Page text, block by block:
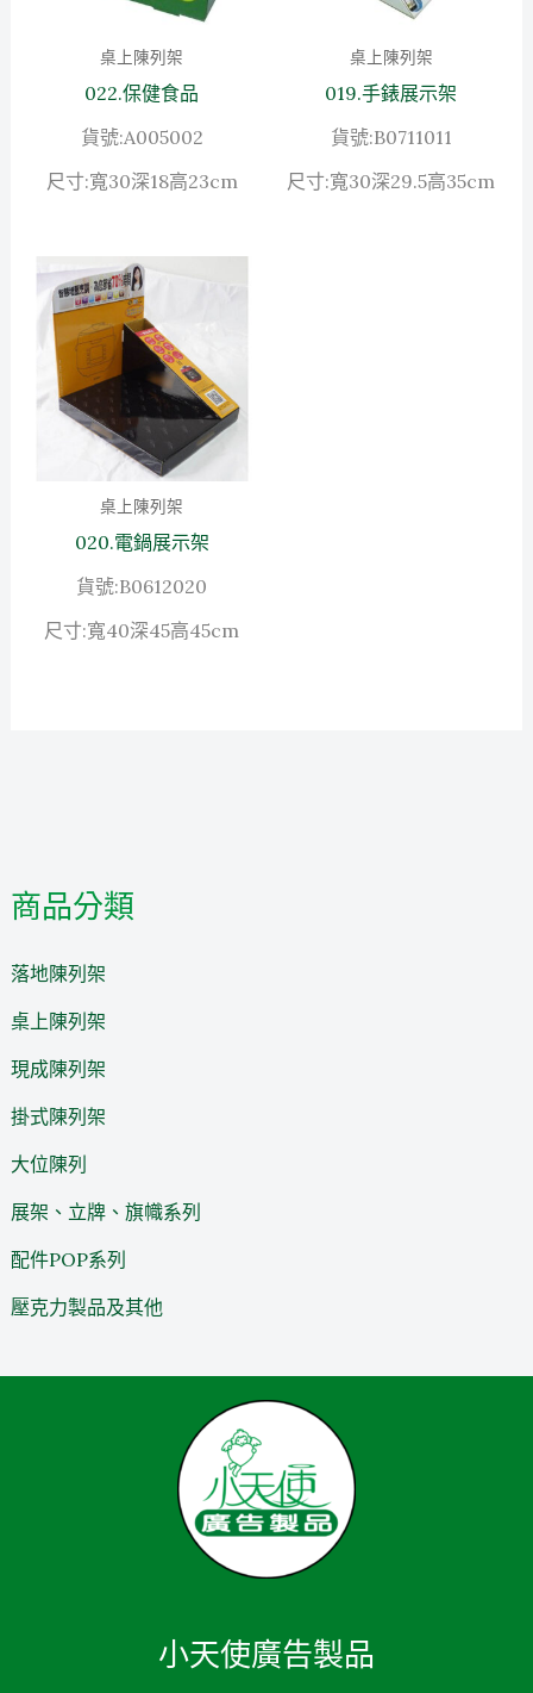
商品分類
落地陳列架
桌上陳列架
現成陳列架
掛式陳列架
大位陳列
展架、立牌、旗幟系列
配件POP系列
壓克力製品及其他
桌上陳列架
022.保健食品
貨號:A005002
尺寸:寬30深18高23cm
桌上陳列架
019.手錶展示架
貨號:B0711011
尺寸:寬30深29.5高35cm
桌上陳列架
020.電鍋展示架
貨號:B0612020
尺寸:寬40深45高45cm
小天使廣告製品